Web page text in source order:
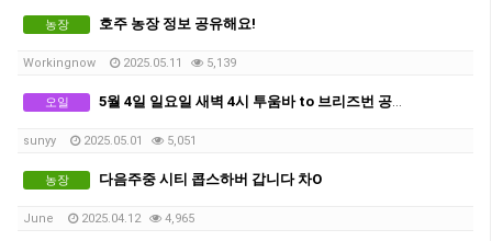
농장 호주 농장 정보 공유해요!
Workingnow 2025.05.11 5,139
오일 5월 4일 일요일 새벽 4시 투움바 to 브리즈번 공항행 오일쉐어 구합니다.
sunyy 2025.05.01 5,051
농장 다음주중 시티 콥스하버 갑니다 차O
June 2025.04.12 4,965